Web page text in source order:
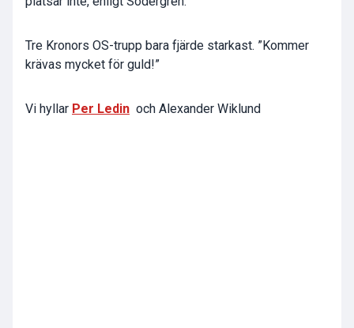
Tre Kronors OS-trupp bara fjärde starkast. ”Kommer
krävas mycket för guld!”
Vi hyllar Per Ledin och Alexander Wiklund